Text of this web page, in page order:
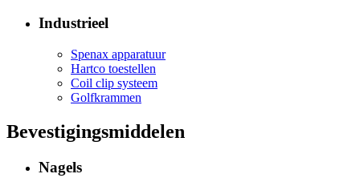
Industrieel
Spenax apparatuur
Hartco toestellen
Coil clip systeem
Golfkrammen
Bevestigingsmiddelen
Nagels